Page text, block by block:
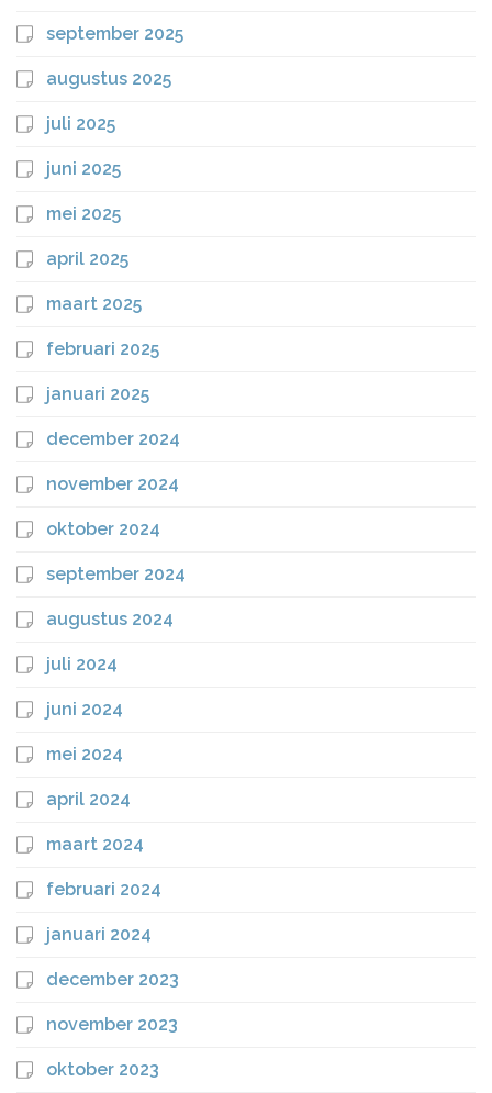
september 2025
augustus 2025
juli 2025
juni 2025
mei 2025
april 2025
maart 2025
februari 2025
januari 2025
december 2024
november 2024
oktober 2024
september 2024
augustus 2024
juli 2024
juni 2024
mei 2024
april 2024
maart 2024
februari 2024
januari 2024
december 2023
november 2023
oktober 2023